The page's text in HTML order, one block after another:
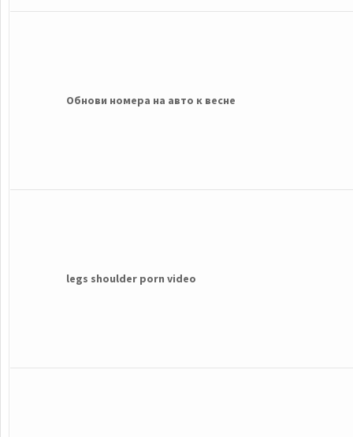
Обнови номера на авто к весне
legs shoulder porn video